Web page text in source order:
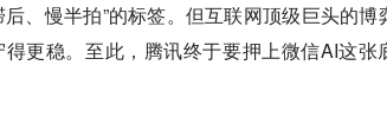
、慢半拍”的标签。但互联网顶级巨头的博
更稳。至此，腾讯终于要押上微信AI这张